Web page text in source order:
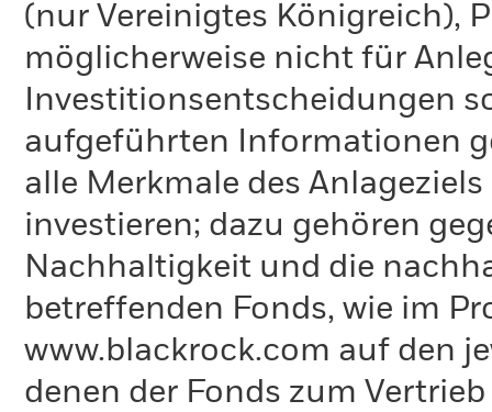
(nur Vereinigtes Königreich),
möglicherweise nicht für
Investitionsentscheidungen
aufgeführten Informationen
alle Merkmale des
investieren; dazu gehören
Nachhaltigkeit und die
betreffenden Fonds, wie im
www.blackrock.com auf den
denen der Fonds zum